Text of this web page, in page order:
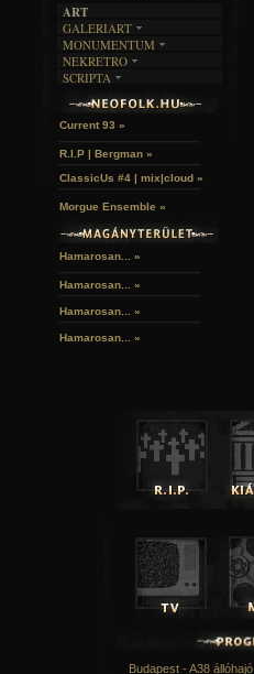
ART
GALERIART
ARTGALERI
KÉPREGÉNYEK
LAKÁSKULTS
MONUMENTUM
TEMETŐK
TEMPLOMOK
VÁRAK
HELYEK
NEKRETRO
SZUBKULT
FEKETE LYUK
RELIKVIÁK
SCRIPTA
NOVELLÁK
Current 93 »
R.I.P | Bergman »
ClassicUs #4 | mix|cloud »
Morgue Ensemble »
Hamarosan... »
Hamarosan... »
Hamarosan... »
Hamarosan... »
Budapest - A38 állóhajó